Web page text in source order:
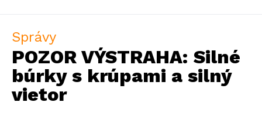
Správy
POZOR VÝSTRAHA: Silné
búrky s krúpami a silný
vietor